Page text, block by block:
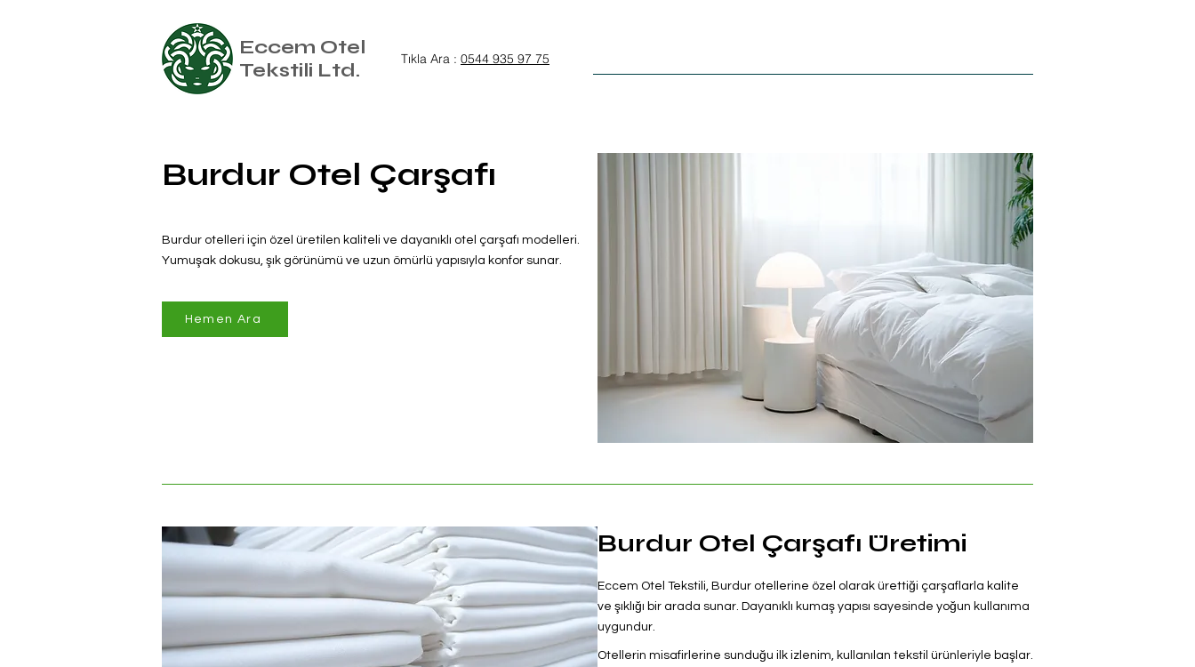
Eccem Otel
Tekstili Ltd.
Tıkla Ara : 0544 935 97 75
Burdur Otel Çarşafı
Burdur otelleri için özel üretilen kaliteli ve dayanıklı otel çarşafı modelleri.
Yumuşak dokusu, şık görünümü ve uzun ömürlü yapısıyla konfor sunar.
Hemen Ara
Burdur Otel Çarşafı Üretimi
Eccem Otel Tekstili, Burdur otellerine özel olarak ürettiği çarşaflarla kalite
ve şıklığı bir arada sunar. Dayanıklı kumaş yapısı sayesinde yoğun kullanıma
uygundur.
Otellerin misafirlerine sunduğu ilk izlenim, kullanılan tekstil ürünleriyle başlar.